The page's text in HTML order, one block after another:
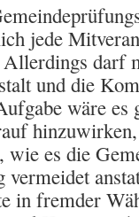
jede
darf
und die
wäre es
wie es die
in fremder